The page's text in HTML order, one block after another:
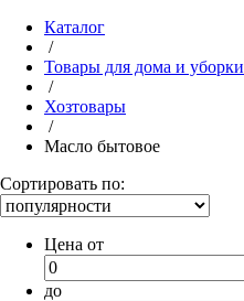
Каталог
/
Товары для дома и уборки
/
Хозтовары
/
Масло бытовое
Сортировать по:
Цена от
до